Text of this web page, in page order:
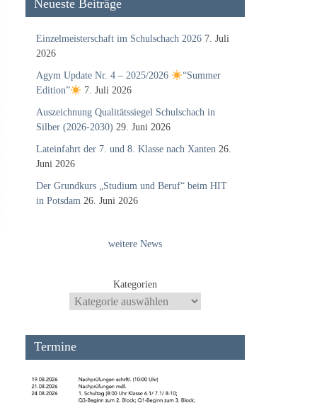
Neueste Beiträge
Einzelmeisterschaft im Schulschach 2026 7. Juli
2026
Agym Update Nr. 4 – 2025/2026
“Summer
Edition”
7. Juli 2026
Auszeichnung Qualitätssiegel Schulschach in
Silber (2026-2030) 29. Juni 2026
Lateinfahrt der 7. und 8. Klasse nach Xanten 26.
Juni 2026
Der Grundkurs „Studium und Beruf“ beim HIT
in Potsdam 26. Juni 2026
weitere News
Kategorien
Termine